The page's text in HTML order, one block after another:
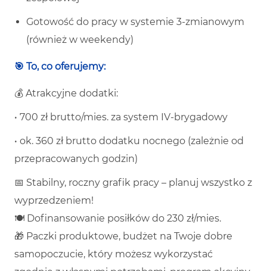
Gotowość do pracy w systemie 3-zmianowym
(również w weekendy)
🎯 To, co oferujemy:
💰 Atrakcyjne dodatki:
• 700 zł brutto/mies. za system IV-brygadowy
• ok. 360 zł brutto dodatku nocnego (zależnie od
przepracowanych godzin)
📅 Stabilny, roczny grafik pracy – planuj wszystko z
wyprzedzeniem!
🍽️ Dofinansowanie posiłków do 230 zł/mies.
🎁 Paczki produktowe, budżet na Twoje dobre
samopoczucie, który możesz wykorzystać